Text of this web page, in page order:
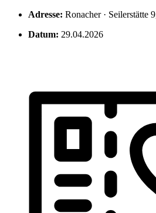
Adresse: Ronacher · Seilerstätte
Datum: 29.04.2026